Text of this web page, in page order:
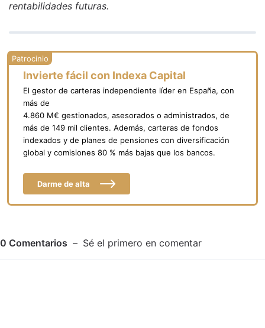
rentabilidades futuras.
Invierte fácil con Indexa Capital
El gestor de carteras independiente líder en España, con
más de
4.860 M€ gestionados, asesorados o administrados, de
más de 149 mil clientes. Además, carteras de fondos
indexados y de planes de pensiones con diversificación
global y comisiones 80 % más bajas que los bancos.
Darme de alta
0 Comentarios Sé el primero en comentar